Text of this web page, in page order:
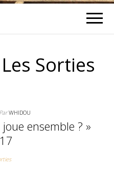
Les Sorties
ParWHIDOU
ensemble ? »